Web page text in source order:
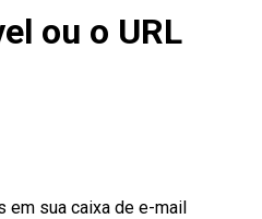
ou o URL
em sua caixa de e-mail